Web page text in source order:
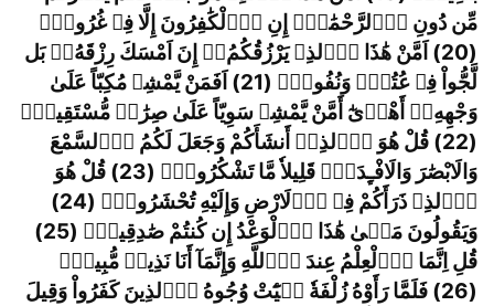
مِّن دُونِ اِلرَّحْمَٰنِ إِنِ اِلْكَٰفِرُونَ إِلَّا فِے غُرُورٍ
(20) اَمَّنْ هَٰذَا اَ
لذِے يَرْزُقُكُمُۥ ٓ إِنَ اَمْسَكَ رِزْقَهُۥۖبَل
لَّجُّواْ فِے عُتُوّٖ وَنُفُورٍ
(21) اَفَمَنْ يَّمْشِے مُكِبّاً عَلَىٰ
وَجْهِهِۦ ٓ أَهْدىٰٓ أَمَّنْ يَّمْشِے سَوِيّاً عَلَىٰ صِرَٰطٖ مُّسْتَقِيمٖ
(22) قُلْ هُوَ اَ
لذِےٓ أَنشَأَكُمْ وَجَعَلَ لَكُمُ اُلسَّمْعَ
وَالَابْصَٰرَ وَالَافْـِٕدَةَ قَلِيلاٗ مَّا تَشْكُرُونَ
(23) قُلْ هُوَ
اَلذِے ذَرَأَكُمْ فِے اِلَارْضِ وَإِلَيْهِ تُحْشَرُونَ
(24)
وَيَقُولُونَ مَتىٰ هَٰذَا اَلْوَعْدُ إِن كُنتُمْ صَٰدِقِينَ
(25)
قُلِ اِنَّمَا اَلْعِلْمُ عِندَ اَللَّهِ وَإِنَّمَآ أَنَا نَذِيرٞ مُّبِينٞ
(26) فَلَمَّا رَأَوْهُ زُلْفَةٗ س
يَٓٔتْ وُجُوهُ اُلذِينَ كَفَرُواْ وَقِيلَ